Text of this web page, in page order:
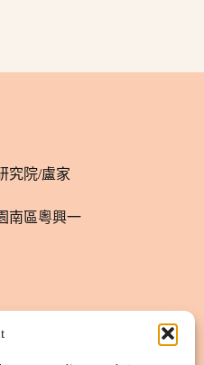
究院/盧家
南區粵興一